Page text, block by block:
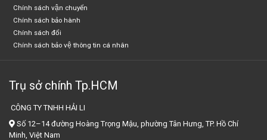
Chính sách vận chuyển
Chính sách bảo hành
Chính sách đổi
Chính sách bảo vệ thông tin cá nhân
Trụ sở chính Tp.HCM
CÔNG TY TNHH HẢI LI
Số 12–14 đường Hoàng Trọng Mậu, phường Tân Hưng, TP. Hồ Chí
Minh, Việt Nam